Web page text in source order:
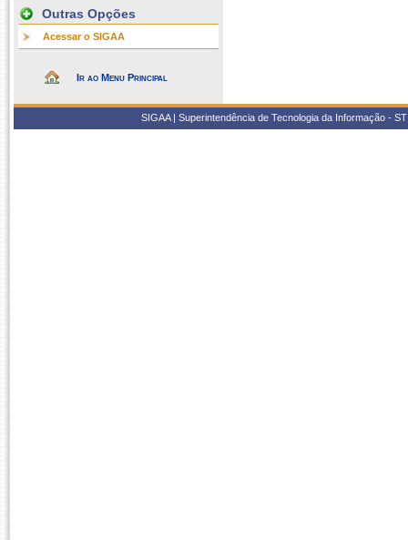
Outras Opções
Acessar o SIGAA
Ir ao Menu Principal
SIGAA | Superintendência de Tecnologia da Informação -